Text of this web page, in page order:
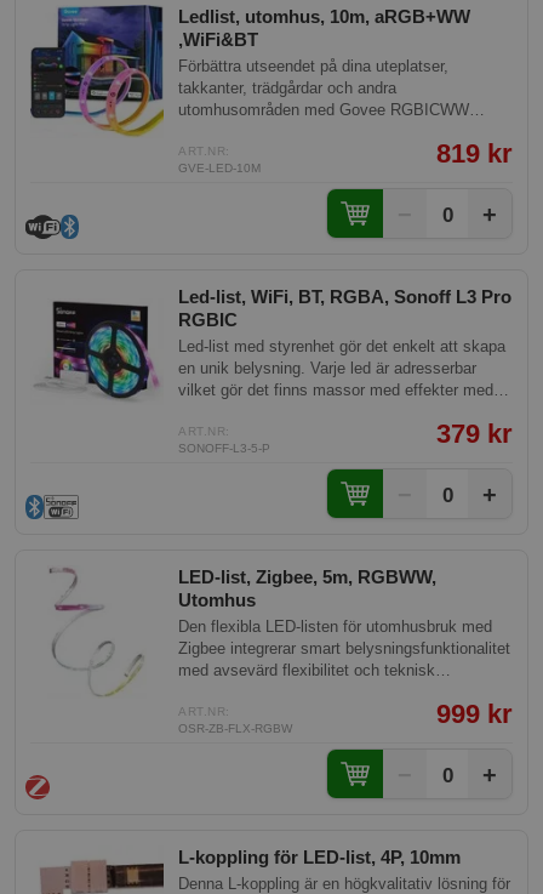
Ledlist, utomhus, 10m, aRGB+WW
,WiFi&BT
Förbättra utseendet på dina uteplatser,
takkanter, trädgårdar och andra
utomhusområden med Govee RGBICWW
möjligheten att förvandla festligheter utan
behov av manuell förändring. Med kombination
av varma och kalla vita lysdioder anpassas de
enkelt för säkerhetsbelysning eller daglig
ART.NR:
GVE-LED-10M
819 kr
0 +
Led-list, WiFi, BT, RGBA, Sonoff L3 Pro
RGBIC
Led-list med styrenhet gör det enkelt att skapa
en unik belysning. Varje led är adresserbar
vilket gör det finns massor med effekter med
eller uppkopplat mot WiFi.
ART.NR:
SONOFF-L3-5-P
379 kr
0 +
LED-list, Zigbee, 5m, RGBWW,
Utomhus
Den flexibla LED-listen för utomhusbruk med
Zigbee integrerar smart belysningsfunktionalitet
med avsevärd flexibilitet och teknisk
miljoner färger och justerbar färgtemperatur,
levererar denna LED-list både funktionalitet och
estetisk anpassning för utomhusmiljöer.
ART.NR:
OSR-ZB-FLX-RGBW
999 kr
0 +
L-koppling för LED-list, 4P, 10mm
Denna L-koppling är en högkvalitativ lösning för